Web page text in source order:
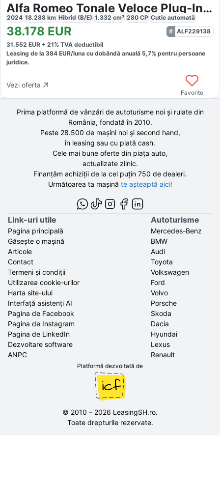
Alfa Romeo Tonale Veloce Plug-In-Hybrid AWD
2024 18.288 km Hibrid (B/E) 1.332 cm³ 280 CP Cutie automată
38.178 EUR
ALF229138
31.552 EUR + 21% TVA deductibil
Leasing de la 384 EUR/luna cu dobăndă anuală 5,7% pentru persoane
juridice.
Vezi oferta
Favorite
Prima platformă de vânzări de autoturisme noi și rulate din
România, fondată în 2010.
Peste 28.500 demașini noi și second hand,
în leasing sau cu plată cash.
Cele mai bune oferte din piața auto,
actualizate zilnic.
Finanțăm achiziții de la cel puțin 750 de dealeri.
Următoarea ta mașină te așteaptă aici!
Link-uri utile
Pagina principală
Găsește o mașină
Articole
Contact
Termeni și condiții
Utilizarea cookie-urilor
Harta site-ului
Interfață asistenți AI
Pagina de Facebook
Pagina de Instagram
Pagina de LinkedIn
Dezvoltare software
ANPC
Autoturisme
Mercedes-Benz
BMW
Audi
Toyota
Volkswagen
Ford
Volvo
Porsche
Skoda
Dacia
Hyundai
Lexus
Renault
Platformă dezvoltată de
© 2010 – 2026 LeasingSH.ro.
Toate drepturile rezervate.